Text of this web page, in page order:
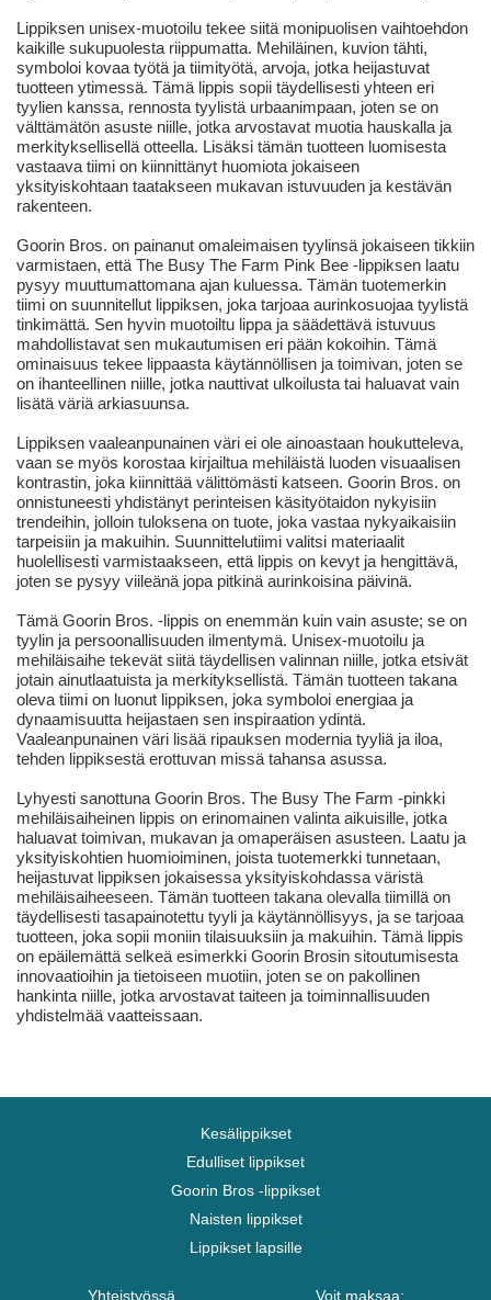
Lippiksen unisex-muotoilu tekee siitä monipuolisen vaihtoehdon
kaikille sukupuolesta riippumatta. Mehiläinen, kuvion tähti,
symboloi kovaa työtä ja tiimityötä, arvoja, jotka heijastuvat
tuotteen ytimessä. Tämä lippis sopii täydellisesti yhteen eri
tyylien kanssa, rennosta tyylistä urbaanimpaan, joten se on
välttämätön asuste niille, jotka arvostavat muotia hauskalla ja
merkityksellisellä otteella. Lisäksi tämän tuotteen luomisesta
vastaava tiimi on kiinnittänyt huomiota jokaiseen
yksityiskohtaan taatakseen mukavan istuvuuden ja kestävän
rakenteen.
Goorin Bros. on painanut omaleimaisen tyylinsä jokaiseen tikkiin
varmistaen, että The Busy The Farm Pink Bee -lippiksen laatu
pysyy muuttumattomana ajan kuluessa. Tämän tuotemerkin
tiimi on suunnitellut lippiksen, joka tarjoaa aurinkosuojaa tyylistä
tinkimättä. Sen hyvin muotoiltu lippa ja säädettävä istuvuus
mahdollistavat sen mukautumisen eri pään kokoihin. Tämä
ominaisuus tekee lippaasta käytännöllisen ja toimivan, joten se
on ihanteellinen niille, jotka nauttivat ulkoilusta tai haluavat vain
lisätä väriä arkiasuunsa.
Lippiksen vaaleanpunainen väri ei ole ainoastaan houkutteleva,
vaan se myös korostaa kirjailtua mehiläistä luoden visuaalisen
kontrastin, joka kiinnittää välittömästi katseen. Goorin Bros. on
onnistuneesti yhdistänyt perinteisen käsityötaidon nykyisiin
trendeihin, jolloin tuloksena on tuote, joka vastaa nykyaikaisiin
tarpeisiin ja makuihin. Suunnittelutiimi valitsi materiaalit
huolellisesti varmistaakseen, että lippis on kevyt ja hengittävä,
joten se pysyy viileänä jopa pitkinä aurinkoisina päivinä.
Tämä Goorin Bros. -lippis on enemmän kuin vain asuste; se on
tyylin ja persoonallisuuden ilmentymä. Unisex-muotoilu ja
mehiläisaihe tekevät siitä täydellisen valinnan niille, jotka etsivät
jotain ainutlaatuista ja merkityksellistä. Tämän tuotteen takana
oleva tiimi on luonut lippiksen, joka symboloi energiaa ja
dynaamisuutta heijastaen sen inspiraation ydintä.
Vaaleanpunainen väri lisää ripauksen modernia tyyliä ja iloa,
tehden lippiksestä erottuvan missä tahansa asussa.
Lyhyesti sanottuna Goorin Bros. The Busy The Farm -pinkki
mehiläisaiheinen lippis on erinomainen valinta aikuisille, jotka
haluavat toimivan, mukavan ja omaperäisen asusteen. Laatu ja
yksityiskohtien huomioiminen, joista tuotemerkki tunnetaan,
heijastuvat lippiksen jokaisessa yksityiskohdassa väristä
mehiläisaiheeseen. Tämän tuotteen takana olevalla tiimillä on
täydellisesti tasapainotettu tyyli ja käytännöllisyys, ja se tarjoaa
tuotteen, joka sopii moniin tilaisuuksiin ja makuihin. Tämä lippis
on epäilemättä selkeä esimerkki Goorin Brosin sitoutumisesta
innovaatioihin ja tietoiseen muotiin, joten se on pakollinen
hankinta niille, jotka arvostavat taiteen ja toiminnallisuuden
yhdistelmää vaatteissaan.
Kesälippikset
Edulliset lippikset
Goorin Bros -lippikset
Naisten lippikset
Lippikset lapsille
Yhteistyössä
Voit maksaa: